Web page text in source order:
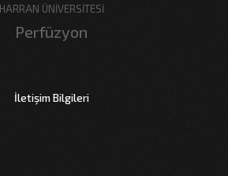
HARRAN ÜNİVERSİTESİ
Perfüzyon
İletişim Bilgileri